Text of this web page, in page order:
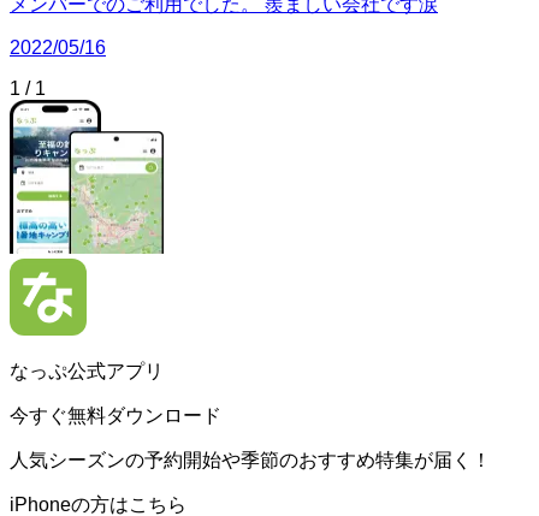
2022/05/16
1 / 1
なっぷ公式アプリ
今すぐ無料ダウンロード
人気シーズンの予約開始や季節のおすすめ特集が届く！
iPhoneの方はこちら